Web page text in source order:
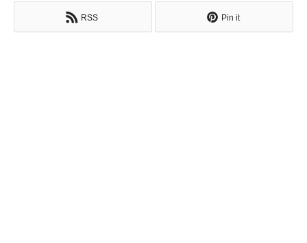
RSS Pin it